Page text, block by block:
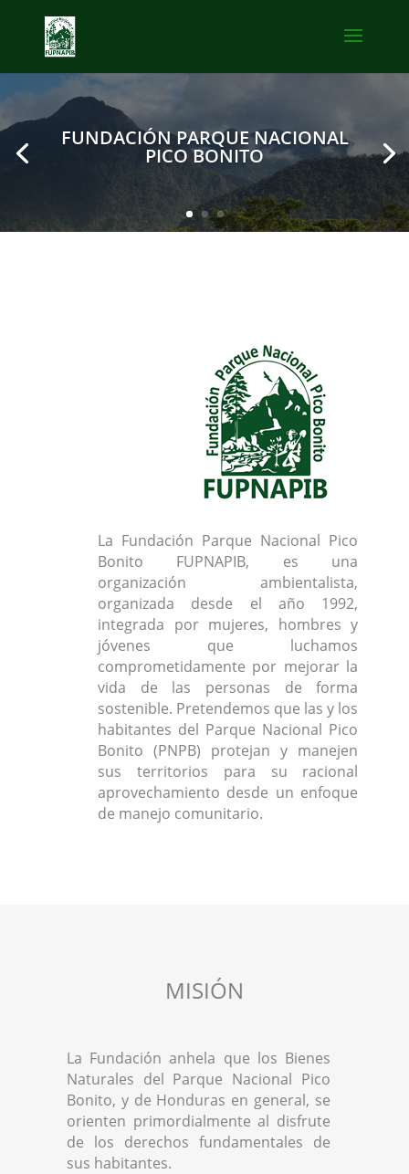
FUNDACIÓN PARQUE NACIONAL
PICO BONITO
La Fundación Parque Nacional Pico
Bonito FUPNAPIB, es una
organización ambientalista,
organizada desde el año 1992,
integrada por mujeres, hombres y
jóvenes que luchamos
comprometidamente por mejorar la
vida de las personas de forma
sostenible. Pretendemos que las y los
habitantes del Parque Nacional Pico
Bonito (PNPB) protejan y manejen
sus territorios para su racional
aprovechamiento desde un enfoque
de manejo comunitario.
MISIÓN
La Fundación anhela que los Bienes
Naturales del Parque Nacional Pico
Bonito, y de Honduras en general, se
orienten primordialmente al disfrute
de los derechos fundamentales de
sus habitantes.